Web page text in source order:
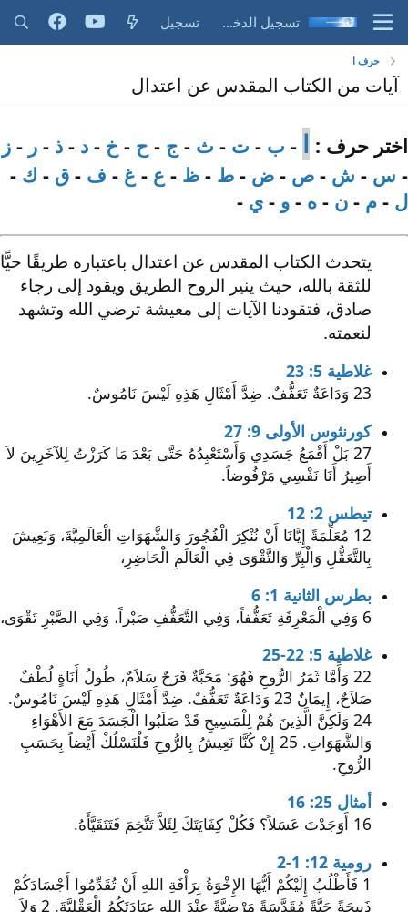
تسجيل الدخول تسجيل
حرف ا
آيات من الكتاب المقدس عن اعتدال
اختر حرف : ا - ب - ت - ث - ج - ح - خ - د - ذ - ر - ز
- س - ش - ص - ض - ط - ظ - ع - غ - ف - ق - ك -
ل - م - ن - ه - و - ي -
يتحدث الكتاب المقدس عن اعتدال باعتباره طريقًا حيًّا
للثقة بالله، حيث ينير الروح الطريق ويقود إلى رجاء
صادق، فتقودنا الآيات إلى معيشة ترضي الله وتشهد
لنعمته.
غلاطية 5: 23
23 وَدَاعَةٌ تَعَفُّفٌ. ضِدَّ أَمْثَالِ هَذِهِ لَيْسَ نَامُوسٌ.
كورنثوس الأولى 9: 27
27 بَلْ أَقْمَعُ جَسَدِي وَأَسْتَعْبِدُهُ حَتَّى بَعْدَ مَا كَرَزْتُ لِلآخَرِينَ لاَ
أَصِيرُ أَنَا نَفْسِي مَرْفُوضاً.
تيطس 2: 12
12 مُعَلِّمَةً إِيَّانَا أَنْ نُنْكِرَ الْفُجُورَ وَالشَّهَوَاتِ الْعَالَمِيَّةَ، وَنَعِيشَ
بِالتَّعَقُّلِ وَالْبِرِّ وَالتَّقْوَى فِي الْعَالَمِ الْحَاضِرِ،
بطرس الثانية 1: 6
6 وَفِي الْمَعْرِفَةِ تَعَفُّفاً، وَفِي التَّعَفُّفِ صَبْراً، وَفِي الصَّبْرِ تَقْوَى،
غلاطية 5: 22-25
22 وَأَمَّا ثَمَرُ الرُّوحِ فَهُوَ: مَحَبَّةٌ فَرَحٌ سَلاَمٌ، طُولُ أَنَاةٍ لُطْفٌ
صَلاَحٌ، إِيمَانٌ 23 وَدَاعَةٌ تَعَفُّفٌ. ضِدَّ أَمْثَالِ هَذِهِ لَيْسَ نَامُوسٌ.
24 وَلَكِنَّ الَّذِينَ هُمْ لِلْمَسِيحِ قَدْ صَلَبُوا الْجَسَدَ مَعَ الأَهْوَاءِ
وَالشَّهَوَاتِ. 25 إِنْ كُنَّا نَعِيشُ بِالرُّوحِ فَلْنَسْلُكْ أَيْضاً بِحَسَبِ
الرُّوحِ.
أمثال 25: 16
16 أَوَجَدْتَ عَسَلاً؟ فَكُلْ كِفَايَتَكَ لِئَلاَّ تَتَّخِمَ فَتَتَقَيَّأَهُ.
رومية 12: 1-2
1 فَأَطْلُبُ إِلَيْكُمْ أَيُّهَا الإِخْوَةُ بِرَأْفَةِ اللهِ أَنْ تُقَدِّمُوا أَجْسَادَكُمْ
ذَبِيحَةً حَيَّةً مُقَدَّسَةً مَرْضِيَّةً عِنْدَ اللهِ عِبَادَتَكُمُ الْعَقْلِيَّةَ. 2 وَلاَ